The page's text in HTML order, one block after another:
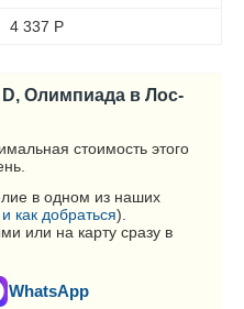
4 337 Р
Олимпиада в Лос-
стоимость этого
в одном из наших
как добраться).
или на карту сразу в
WhatsApp